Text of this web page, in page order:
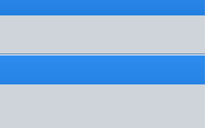
gia Hội nghị tập huấn